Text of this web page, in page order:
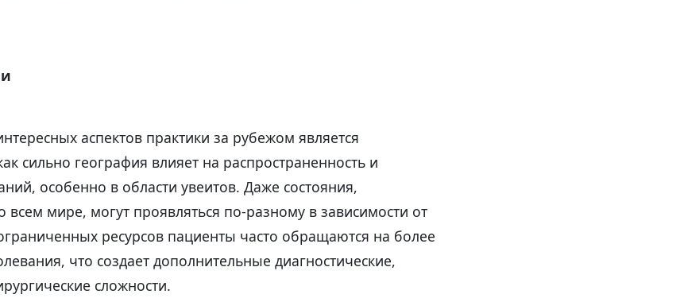
аспектов практики за рубежом является
сильно география влияет на распространенность и
особенно в области увеитов. Даже состояния,
всем мире, могут проявляться по-разному в зависимости от
ресурсов пациенты часто обращаются на более
что создает дополнительные диагностические,
сложности.